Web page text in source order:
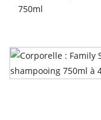
750ml